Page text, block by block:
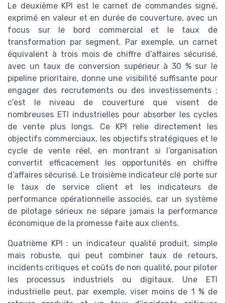
Le deuxième KPI est le carnet de commandes signé,
exprimé en valeur et en durée de couverture, avec un
focus sur le bord commercial et le taux de
transformation par segment. Par exemple, un carnet
équivalent à trois mois de chiffre d’affaires sécurisé,
avec un taux de conversion supérieur à 30 % sur le
pipeline prioritaire, donne une visibilité suffisante pour
engager des recrutements ou des investissements ;
c’est le niveau de couverture que visent de
nombreuses ETI industrielles pour absorber les cycles
de vente plus longs. Ce KPI relie directement les
objectifs commerciaux, les objectifs stratégiques et le
cycle de vente réel, en montrant si l’organisation
convertit efficacement les opportunités en chiffre
d’affaires sécurisé. Le troisième indicateur clé porte sur
le taux de service client et les indicateurs de
performance opérationnelle associés, car un système
de pilotage sérieux ne sépare jamais la performance
économique de la promesse faite aux clients.
Quatrième KPI : un indicateur qualité produit, simple
mais robuste, qui peut combiner taux de retours,
incidents critiques et coûts de non qualité, pour piloter
les processus industriels ou digitaux. Une ETI
industrielle peut, par exemple, viser moins de 1 % de